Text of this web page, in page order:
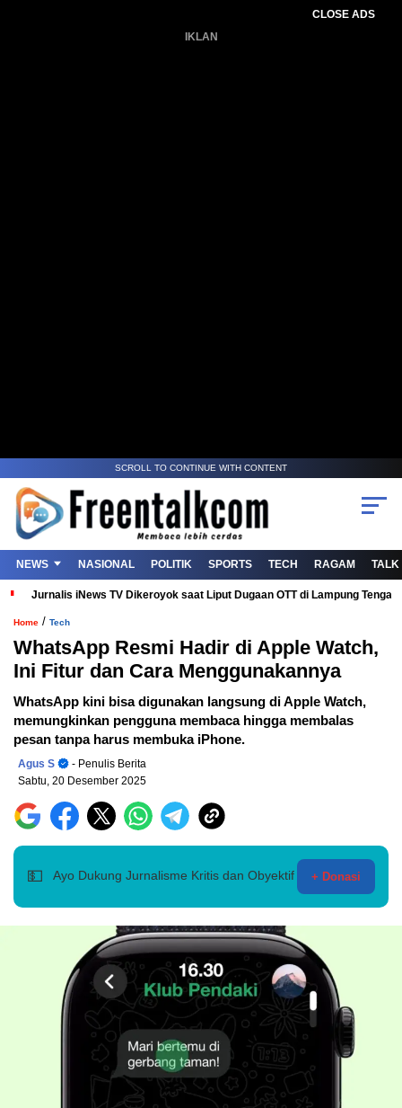
CLOSE ADS
IKLAN
SCROLL TO CONTINUE WITH CONTENT
NEWS NASIONAL POLITIK SPORTS TECH RAGAM TALK
Jurnalis iNews TV Dikeroyok saat Liput Dugaan OTT di Lampung
Home / Tech
WhatsApp Resmi Hadir di Apple Watch,
Ini Fitur dan Cara Menggunakannya
WhatsApp kini bisa digunakan langsung di Apple Watch,
memungkinkan pengguna membaca hingga membalas
pesan tanpa harus membuka iPhone.
Agus S
- Penulis Berita
Sabtu, 20 Desember 2025
💵 Ayo Dukung Jurnalisme Kritis dan Obyektif + Donasi